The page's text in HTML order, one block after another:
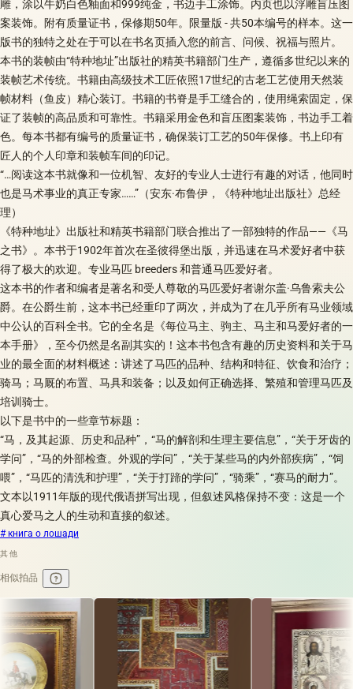
雕，涂以牛奶白色釉面和999纯金，书边手工涂饰。内页也以浮雕盲压图
案装饰。附有质量证书，保修期50年。限量版 - 共50本编号的样本。这一
版书的独特之处在于可以在书名页插入您的前言、问候、祝福与照片。
本书的装帧由“特种地址”出版社的精英书籍部门生产，遵循多世纪以来的
装帧艺术传统。书籍由高级技术工匠依照17世纪的古老工艺使用天然装
帧材料（鱼皮）精心装订。书籍的书脊是手工缝合的，使用绳索固定，保
证了装帧的高品质和可靠性。书籍采用金色和盲压图案装饰，书边手工着
色。每本书都有编号的质量证书，确保装订工艺的50年保修。书上印有
匠人的个人印章和装帧车间的印记。
“…阅读这本书就像和一位机智、友好的专业人士进行有趣的对话，他同时
也是马术事业的真正专家……”（安东·布鲁伊，《特种地址出版社》总经
理）
《特种地址》出版社和精英书籍部门联合推出了一部独特的作品——《马
之书》。本书于1902年首次在圣彼得堡出版，并迅速在马术爱好者中获
得了极大的欢迎。专业马匹 breeders 和普通马匹爱好者。
这本书的作者和编者是著名和受人尊敬的马匹爱好者谢尔盖·乌鲁索夫公
爵。在公爵生前，这本书已经重印了两次，并成为了在几乎所有马业领域
中公认的百科全书。它的全名是《每位马主、驹主、马主和马爱好者的一
本手册》，至今仍然是名副其实的！这本书包含有趣的历史资料和关于马
业的最全面的材料概述：讲述了马匹的品种、结构和特征、饮食和治疗；
骑马；马厩的布置、马具和装备；以及如何正确选择、繁殖和管理马匹及
培训骑士。
以下是书中的一些章节标题：
“马，及其起源、历史和品种”，“马的解剖和生理主要信息”，“关于牙齿的
学问”，“马的外部检查。外观的学问”，“关于某些马的内外部疾病”，“饲
喂”，“马匹的清洗和护理”，“关于打蹄的学问”，“骑乘”，“赛马的耐力”。
文本以1911年版的现代俄语拼写出现，但叙述风格保持不变：这是一个
真心爱马之人的生动和直接的叙述。
# книга о лошади
其他
相似拍品